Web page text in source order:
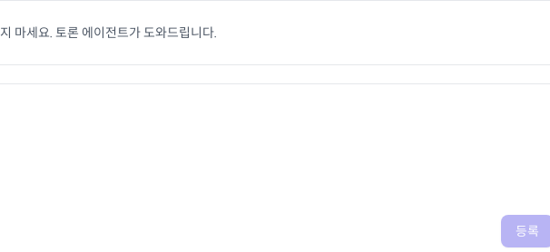
마세요. 토론 에이전트가 도와드립니다.
등록